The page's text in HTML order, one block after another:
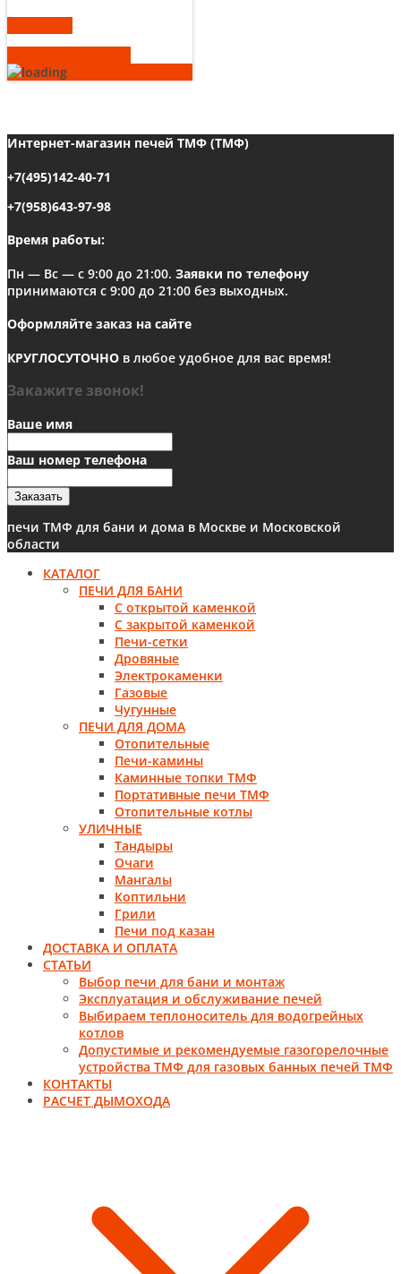
Интернет-магазин печей ТМФ (ТМФ)
+7(495)142-40-71
+7(958)643-97-98
Время работы:
Пн — Вс — с 9:00 до 21:00. Заявки по телефону
принимаются с 9:00 до 21:00 без выходных.
Оформляйте заказ на сайте
КРУГЛОСУТОЧНО в любое удобное для вас время!
Закажите звонок!
Ваше имя
Ваш номер телефона
Заказать
печи ТМФ для бани и дома в Москве и Московской
области
КАТАЛОГ
ПЕЧИ ДЛЯ БАНИ
С открытой каменкой
С закрытой каменкой
Печи-сетки
Дровяные
Электрокаменки
Газовые
Чугунные
ПЕЧИ ДЛЯ ДОМА
Отопительные
Печи-камины
Каминные топки ТМФ
Портативные печи ТМФ
Отопительные котлы
УЛИЧНЫЕ
Тандыры
Очаги
Мангалы
Коптильни
Грили
Печи под казан
ДОСТАВКА И ОПЛАТА
СТАТЬИ
Выбор печи для бани и монтаж
Эксплуатация и обслуживание печей
Выбираем теплоноситель для водогрейных
котлов
Допустимые и рекомендуемые газогорелочные
устройства ТМФ для газовых банных печей ТМФ
КОНТАКТЫ
РАСЧЕТ ДЫМОХОДА